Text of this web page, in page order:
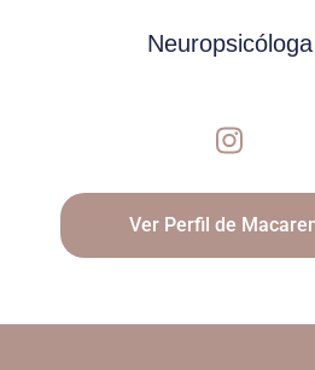
Neuropsicóloga
Ver Perfil de